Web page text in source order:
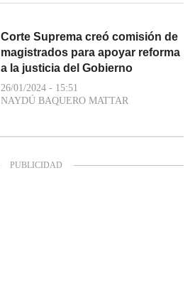
Corte Suprema creó comisión de
magistrados para apoyar reforma
a la justicia del Gobierno
26/01/2024 - 15:51
NAYDÚ BAQUERO MATTAR